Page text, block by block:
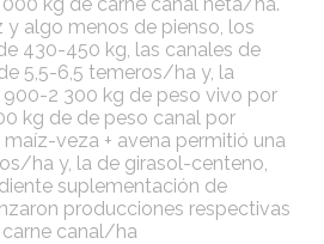
y algo menos de pienso, los
430-450 kg, las canales de
5,5-6,5 temeros/ha y, la
2 300 kg de peso vivo por
kg de de peso canal por
veza + avena permitió una
ha y, la de girasol-centeno,
suplementación de
producciones respectivas
canal/ha